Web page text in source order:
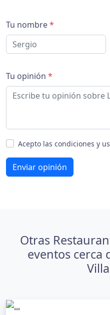
Tu nombre*
Tu opinión *
Acepto las condiciones y
Enviar opinión
Otras
eventos cerca